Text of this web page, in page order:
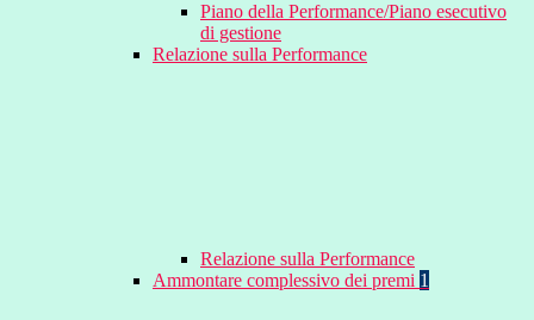
Piano della Performance/Piano esecutivo
di gestione
Relazione sulla Performance
Relazione sulla Performance
Ammontare complessivo dei premi 1